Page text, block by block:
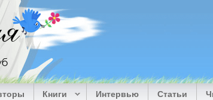
Книги Интервью Статьи